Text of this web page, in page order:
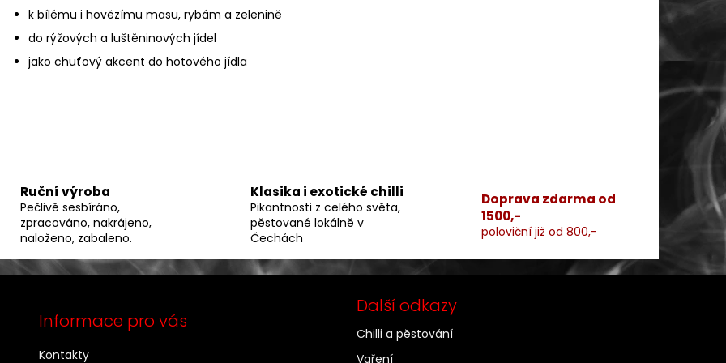
k bílému i hovězímu masu, rybám a zelenině
do rýžových a luštěninových jídel
jako chuťový akcent do hotového jídla
Ruční výroba
Pečlivě sesbíráno,
zpracováno, nakrájeno,
naloženo, zabaleno.
Klasika i exotické chilli
Pikantnosti z celého světa,
pěstované lokálně v
Čechách
Doprava zdarma od
1500,-
poloviční již od 800,-
Informace pro vás
Kontakty
Další odkazy
Chilli a pěstování
Vaření